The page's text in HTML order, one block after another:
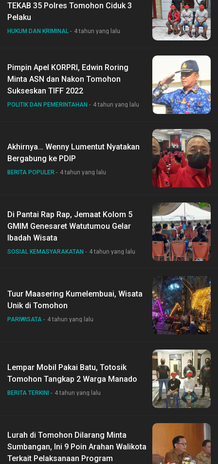
TEKAB 35 Polres Tomohon Ciduk 3
Pelaku
HUKUM DAN KRIMINAL 4 tahun yang lalu
Pimpin Apel KORPRI, Edwin Roring
Minta ASN dan Nakon Tomohon
Sukseskan TIFF 2022
POLITIK DAN PEMERINTAHAN 4 tahun yang lalu
Akhirnya… Wenny Lumentut Nyatakan
Bergabung ke PDIP
BERITA POPULER 4 tahun yang lalu
Di Pantai Rap Rap, Jemaat Kolom 5
GMIM Genesaret Watutumou Gelar
Ibadah Wisata
SOSIAL KEMASYARAKATAN 4 tahun yang lalu
Tuur Maasering Kumelembuai, Wisata
Unik di Tomohon
PARIWISATA 4 tahun yang lalu
Lempar Mobil Pakai Batu, Totosik
Tomohon Tangkap 2 Warga Manado
BERITA TERKINI 4 tahun yang lalu
Lurah di Tomohon Dilarang Minta
Sumbangan, Ini 9 Poin Arahan Walikota
Terkait Pelaksanaan Program